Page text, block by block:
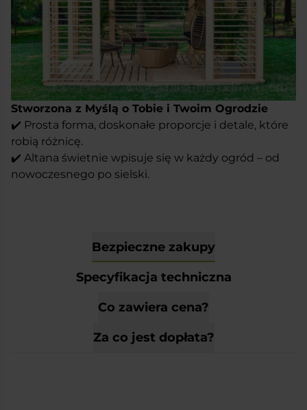
Stworzona z Myślą o Tobie i Twoim Ogrodzie
✔️ Prosta forma, doskonałe proporcje i detale, które
robią różnicę.
✔️ Altana świetnie wpisuje się w każdy ogród – od
nowoczesnego po sielski.
Bezpieczne zakupy
Specyfikacja techniczna
Co zawiera cena?
Za co jest dopłata?